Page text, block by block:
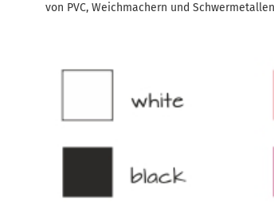
von PVC, Weichmachern und